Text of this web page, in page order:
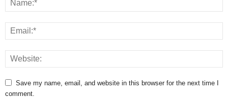
Save my name, email, and website in this browser for the next time I
comment.